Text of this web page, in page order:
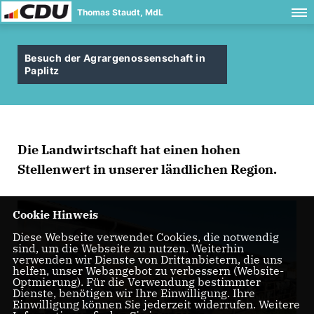
Thomas Staudt, MdL
Besuch der Agrargenossenschaft in
Paplitz
Die Landwirtschaft hat einen hohen
Stellenwert in unserer ländlichen Region.
Cookie Hinweis
Diese Webseite verwendet Cookies, die notwendig
sind, um die Webseite zu nutzen. Weiterhin
verwenden wir Dienste von Drittanbietern, die uns
helfen, unser Webangebot zu verbessern (Website-
Optmierung). Für die Verwendung bestimmter
Dienste, benötigen wir Ihre Einwilligung. Ihre
Einwilligung können Sie jederzeit widerrufen. Weitere